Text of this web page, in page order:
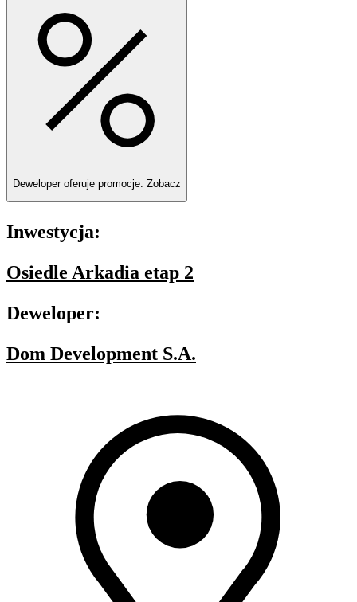
Deweloper oferuje promocje. Zobacz
Inwestycja:
Osiedle Arkadia etap 2
Deweloper:
Dom Development S.A.